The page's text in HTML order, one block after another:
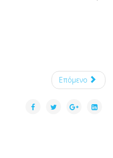
Επόμενο